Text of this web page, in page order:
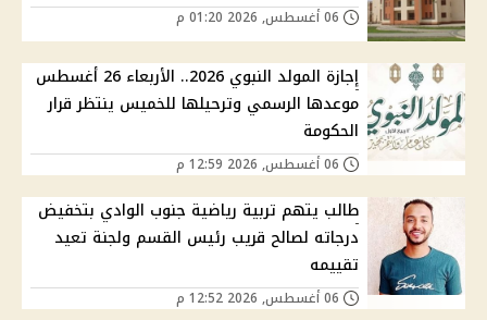
إجازة المولد النبوي 2026.. الأربعاء 26 أغسطس
موعدها الرسمي وترحيلها للخميس ينتظر قرار
الحكومة
طالب يتهم تربية رياضية جنوب الوادي بتخفيض
درجاته لصالح قريب رئيس القسم ولجنة تعيد
تقييمه